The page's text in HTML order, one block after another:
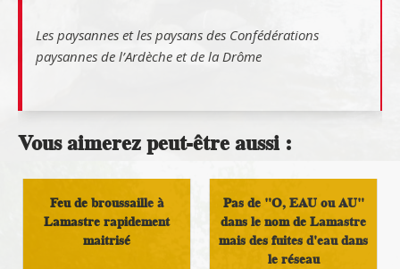
Les paysannes et les paysans des Confédérations
paysannes de l’Ardèche et de la Drôme
Vous aimerez peut-être aussi :
Feu de broussaille à
Lamastre rapidement
maitrisé
Pas de "O, EAU ou AU"
dans le nom de Lamastre
mais des fuites d'eau dans
le réseau